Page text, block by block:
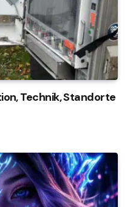
Technik, Standorte